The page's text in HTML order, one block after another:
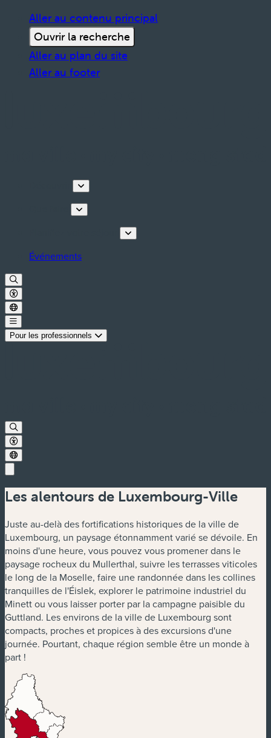
Aller au contenu principal
Ouvrir la recherche
Aller au plan du site
Aller au footer
Événements
Pour les professionnels
Les alentours de Luxembourg-Ville
Juste au-delà des fortifications historiques de la ville de
Luxembourg, un paysage étonnamment varié se dévoile. En
moins d'une heure, vous pouvez vous promener dans le
paysage rocheux du Mullerthal, suivre les terrasses viticoles
le long de la Moselle, faire une randonnée dans les collines
tranquilles de l'Éislek, explorer le patrimoine industriel du
Minett ou vous laisser porter par la campagne paisible du
Guttland. Les environs de la ville de Luxembourg sont
compacts, proches et propices à des excursions d'une
journée. Pourtant, chaque région semble être un monde à
part !